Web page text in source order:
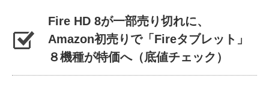
Fire HD 8が一部売り切れに、
Amazon初売りで「Fireタブレット」
８機種が特価へ（底値チェック）